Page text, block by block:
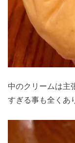
中のクリームは主
すぎる事も全くあ